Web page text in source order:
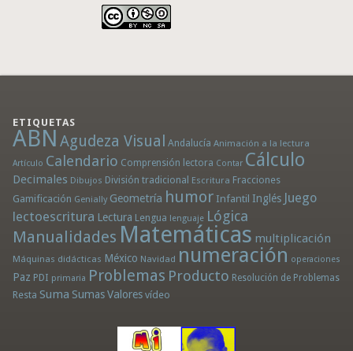
ETIQUETAS
ABN Agudeza Visual Andalucía Animación a la lectura
Artículo Calendario Comprensión lectora Contar Cálculo
Decimales Dibujos División tradicional Escritura Fracciones
Gamificación Genially Geometría humor Infantil Inglés Juego
lectoescritura Lectura Lengua lenguaje Lógica
Manualidades Matemáticas multiplicación
Máquinas didácticas México Navidad numeración operaciones
Paz PDI primaria Problemas Producto Resolución de Problemas
Resta Suma Sumas Valores vídeo